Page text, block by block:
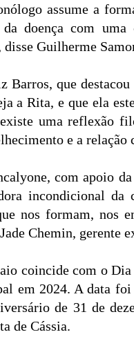
assume a
doença com uma
Guilherme
Barros, que
a Rita, e que ela
uma reflexão
e a
com apoio
incondicional
nos formam, nos
Chemin, gerente
coincide com o
em 2024. A data
de 31 de
de Cássia.